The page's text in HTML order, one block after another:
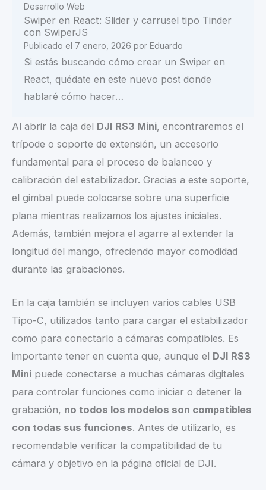
Desarrollo Web
Swiper en React: Slider y carrusel tipo Tinder
con SwiperJS
Publicado el 7 enero, 2026 por Eduardo
Si estás buscando cómo crear un Swiper en
React, quédate en este nuevo post donde
hablaré cómo hacer…
Al abrir la caja del DJI RS3 Mini, encontraremos el
trípode o soporte de extensión, un accesorio
fundamental para el proceso de balanceo y
calibración del estabilizador. Gracias a este soporte,
el gimbal puede colocarse sobre una superficie
plana mientras realizamos los ajustes iniciales.
Además, también mejora el agarre al extender la
longitud del mango, ofreciendo mayor comodidad
durante las grabaciones.
En la caja también se incluyen varios cables USB
Tipo-C, utilizados tanto para cargar el estabilizador
como para conectarlo a cámaras compatibles. Es
importante tener en cuenta que, aunque el DJI RS3
Mini puede conectarse a muchas cámaras digitales
para controlar funciones como iniciar o detener la
grabación, no todos los modelos son compatibles
con todas sus funciones. Antes de utilizarlo, es
recomendable verificar la compatibilidad de tu
cámara y objetivo en la página oficial de DJI.